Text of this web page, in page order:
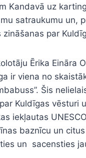
Kandavā uz
satraukumu un,
par
Ērika
ir viena no
Šis
Kuldīgas vēsturi
iekļautas
baznīcu un
un sacensties